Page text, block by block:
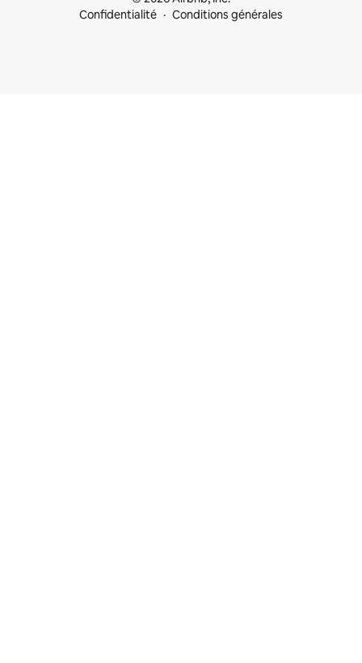
Confidentialité
Conditions générales